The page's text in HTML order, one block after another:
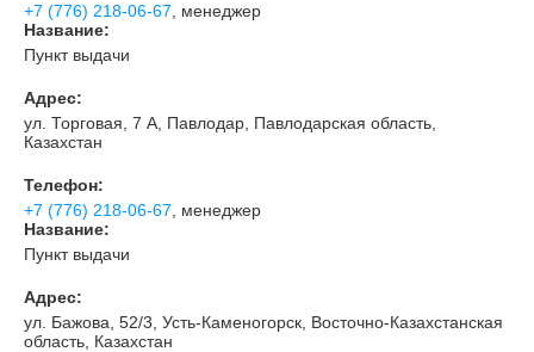
+7 (776) 218-06-67 , менеджер
Название:
Пункт выдачи
Адрес:
ул. Торговая, 7 А, Павлодар, Павлодарская область,
Казахстан
Телефон:
+7 (776) 218-06-67 , менеджер
Название:
Пункт выдачи
Адрес:
ул. Бажова, 52/3, Усть-Каменогорск, Восточно-Казахстанская
область, Казахстан